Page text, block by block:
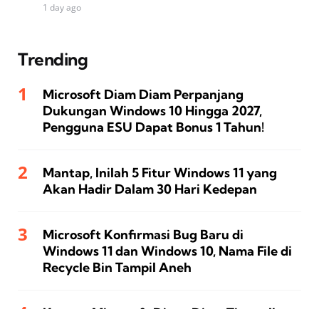
1 day ago
Trending
Microsoft Diam Diam Perpanjang
Dukungan Windows 10 Hingga 2027,
Pengguna ESU Dapat Bonus 1 Tahun!
Mantap, Inilah 5 Fitur Windows 11 yang
Akan Hadir Dalam 30 Hari Kedepan
Microsoft Konfirmasi Bug Baru di
Windows 11 dan Windows 10, Nama File di
Recycle Bin Tampil Aneh